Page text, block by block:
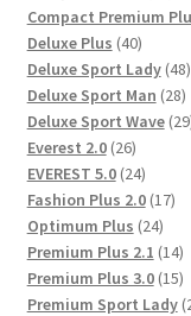
Compact Premium
Deluxe Plus 4040
Produkte
Deluxe Sport Lady 4848
Deluxe Sport Man 2828
Deluxe Sport Wave 29
Everest 2.0 2626
Produkte
EVEREST 5.0 2424
Fashion Plus 2.0 1717
Optimum Plus 2424
Premium Plus 2.1 1414
Premium Plus 3.0 1515
Premium Sport Lady